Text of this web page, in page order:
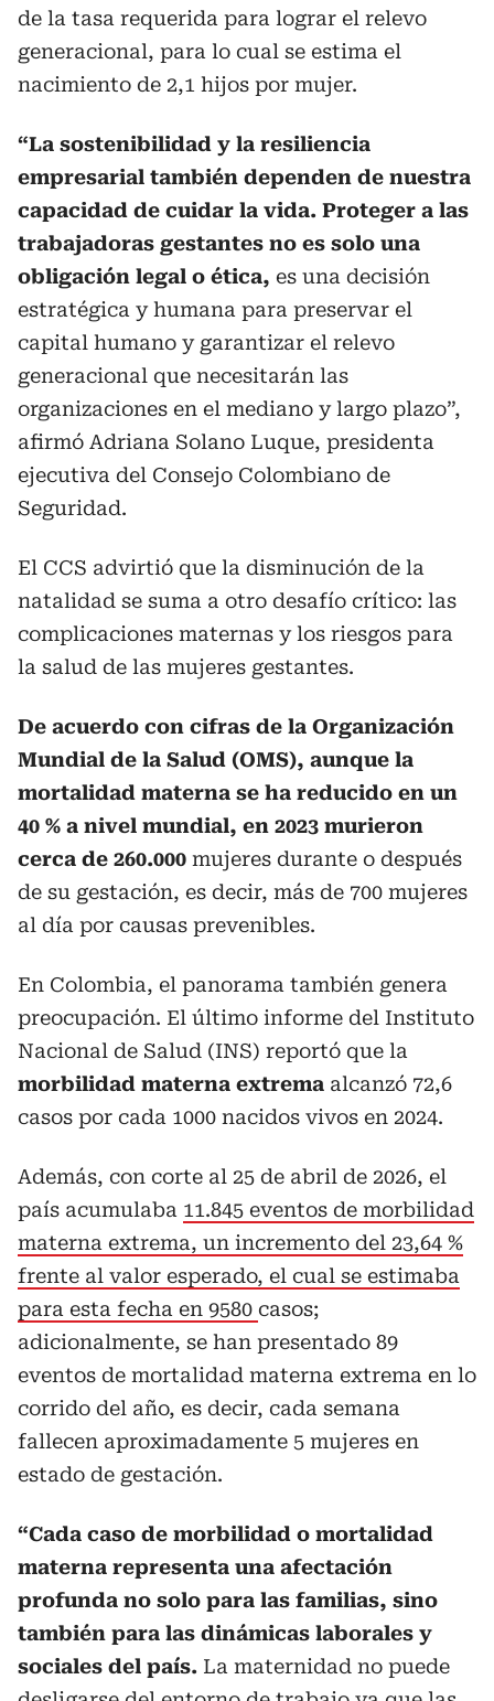
de la tasa requerida para lograr el relevo
generacional, para lo cual se estima el
nacimiento de 2,1 hijos por mujer.
“La sostenibilidad y la resiliencia
empresarial también dependen de nuestra
capacidad de cuidar la vida. Proteger a las
trabajadoras gestantes no es solo una
obligación legal o ética, es una decisión
estratégica y humana para preservar el
capital humano y garantizar el relevo
generacional que necesitarán las
organizaciones en el mediano y largo plazo”,
afirmó Adriana Solano Luque, presidenta
ejecutiva del Consejo Colombiano de
Seguridad.
El CCS advirtió que la disminución de la
natalidad se suma a otro desafío crítico: las
complicaciones maternas y los riesgos para
la salud de las mujeres gestantes.
De acuerdo con cifras de la Organización
Mundial de la Salud (OMS), aunque la
mortalidad materna se ha reducido en un
40 % a nivel mundial, en 2023 murieron
cerca de 260.000 mujeres durante o después
de su gestación, es decir, más de 700 mujeres
al día por causas prevenibles.
En Colombia, el panorama también genera
preocupación. El último informe del Instituto
Nacional de Salud (INS) reportó que la
morbilidad materna extrema alcanzó 72,6
casos por cada 1000 nacidos vivos en 2024.
Además, con corte al 25 de abril de 2026, el
país acumulaba 11.845 eventos de morbilidad
materna extrema, un incremento del 23,64 %
frente al valor esperado, el cual se estimaba
para esta fecha en 9580 casos;
adicionalmente, se han presentado 89
eventos de mortalidad materna extrema en lo
corrido del año, es decir, cada semana
fallecen aproximadamente 5 mujeres en
estado de gestación.
“Cada caso de morbilidad o mortalidad
materna representa una afectación
profunda no solo para las familias, sino
también para las dinámicas laborales y
sociales del país. La maternidad no puede